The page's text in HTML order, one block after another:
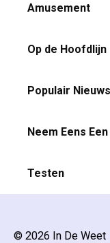
Amusement
Op de Hoofdlijn
Populair Nieuws
Neem Eens
Testen
© 2026 In De Weet